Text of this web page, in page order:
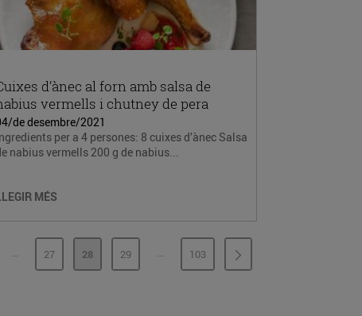
d’ànec al forn amb salsa de
vermells i chutney de pera
de desembre/2021
per a 4 persones: 8 cuixes d’ànec Salsa
nabius vermells 200 g de nabius...
MÉS
...PÀGINES INTERMÈDIES
PÀGINA
27 PÀGINA
28 PÀGINA
29 ...PÀGINES INTERMÈDIES
PÀGINA
103